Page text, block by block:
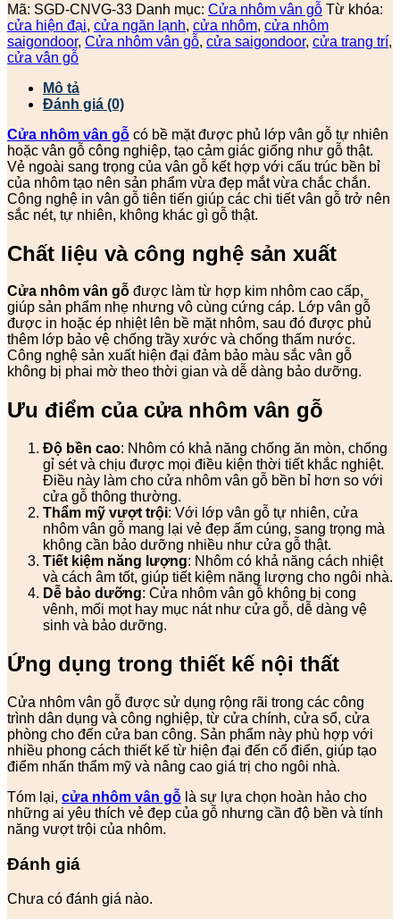
Mã: SGD-CNVG-33 Danh mục: Cửa nhôm vân gỗ Từ khóa:
cửa hiện đại, cửa ngăn lạnh, cửa nhôm, cửa nhôm
saigondoor, Cửa nhôm vân gỗ, cửa saigondoor, cửa trang trí,
cửa vân gỗ
Mô tả
Đánh giá (0)
Cửa nhôm vân gỗ có bề mặt được phủ lớp vân gỗ tự nhiên
hoặc vân gỗ công nghiệp, tạo cảm giác giống như gỗ thật.
Vẻ ngoài sang trọng của vân gỗ kết hợp với cấu trúc bền bỉ
của nhôm tạo nên sản phẩm vừa đẹp mắt vừa chắc chắn.
Công nghệ in vân gỗ tiên tiến giúp các chi tiết vân gỗ trở nên
sắc nét, tự nhiên, không khác gì gỗ thật.
Chất liệu và công nghệ sản xuất
Cửa nhôm vân gỗ được làm từ hợp kim nhôm cao cấp,
giúp sản phẩm nhẹ nhưng vô cùng cứng cáp. Lớp vân gỗ
được in hoặc ép nhiệt lên bề mặt nhôm, sau đó được phủ
thêm lớp bảo vệ chống trầy xước và chống thấm nước.
Công nghệ sản xuất hiện đại đảm bảo màu sắc vân gỗ
không bị phai mờ theo thời gian và dễ dàng bảo dưỡng.
Ưu điểm của cửa nhôm vân gỗ
Độ bền cao: Nhôm có khả năng chống ăn mòn, chống
gỉ sét và chịu được mọi điều kiện thời tiết khắc nghiệt.
Điều này làm cho cửa nhôm vân gỗ bền bỉ hơn so với
cửa gỗ thông thường.
Thẩm mỹ vượt trội: Với lớp vân gỗ tự nhiên, cửa
nhôm vân gỗ mang lại vẻ đẹp ấm cúng, sang trọng mà
không cần bảo dưỡng nhiều như cửa gỗ thật.
Tiết kiệm năng lượng: Nhôm có khả năng cách nhiệt
và cách âm tốt, giúp tiết kiệm năng lượng cho ngôi nhà.
Dễ bảo dưỡng: Cửa nhôm vân gỗ không bị cong
vênh, mối mọt hay mục nát như cửa gỗ, dễ dàng vệ
sinh và bảo dưỡng.
Ứng dụng trong thiết kế nội thất
Cửa nhôm vân gỗ được sử dụng rộng rãi trong các công
trình dân dụng và công nghiệp, từ cửa chính, cửa sổ, cửa
phòng cho đến cửa ban công. Sản phẩm này phù hợp với
nhiều phong cách thiết kế từ hiện đại đến cổ điển, giúp tạo
điểm nhấn thẩm mỹ và nâng cao giá trị cho ngôi nhà.
Tóm lại, cửa nhôm vân gỗ là sự lựa chọn hoàn hảo cho
những ai yêu thích vẻ đẹp của gỗ nhưng cần độ bền và tính
năng vượt trội của nhôm.
Đánh giá
Chưa có đánh giá nào.